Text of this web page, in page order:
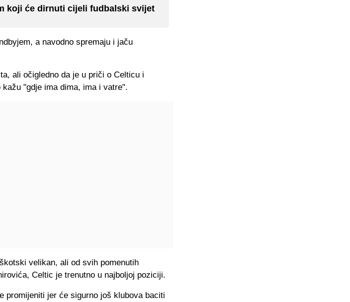
koji će dirnuti cijeli fudbalski svijet
a navodno spremaju i jaču
ali očigledno da je u priči o Celticu i
"gdje ima dima, ima i vatre".
velikan, ali od svih pomenutih
Celtic je trenutno u najboljoj poziciji.
promijeniti jer će sigurno još klubova baciti